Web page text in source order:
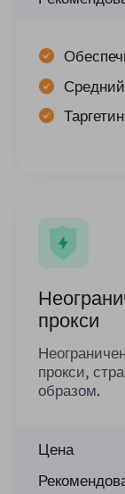
прокси
прокси,
образом.
Цена